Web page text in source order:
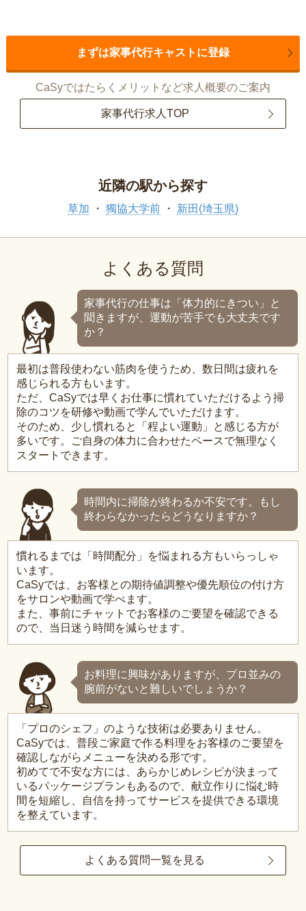
まずは家事代行キャストに登録
CaSyではたらくメリットなど求人概要のご案内
家事代行求人TOP
近隣の駅から探す
草加 獨協大学前 新田(埼玉県)
よくある質問
家事代行の仕事は「体力的にきつい」と
聞きますが、運動が苦手でも大丈夫です
か？
最初は普段使わない筋肉を使うため、数日間は疲れを
感じられる方もいます。
ただ、CaSyでは早くお仕事に慣れていただけるよう掃
除のコツを研修や動画で学んでいただけます。
そのため、少し慣れると「程よい運動」と感じる方が
多いです。ご自身の体力に合わせたペースで無理なく
スタートできます。
時間内に掃除が終わるか不安です。もし
終わらなかったらどうなりますか？
慣れるまでは「時間配分」を悩まれる方もいらっしゃ
います。
CaSyでは、お客様との期待値調整や優先順位の付け方
をサロンや動画で学べます。
また、事前にチャットでお客様のご要望を確認できる
ので、当日迷う時間を減らせます。
お料理に興味がありますが、プロ並みの
腕前がないと難しいでしょうか？
「プロのシェフ」のような技術は必要ありません。
CaSyでは、普段ご家庭で作る料理をお客様のご要望を
確認しながらメニューを決める形です。
初めてで不安な方には、あらかじめレシピが決まって
いるパッケージプランもあるので、献立作りに悩む時
間を短縮し、自信を持ってサービスを提供できる環境
を整えています。
よくある質問一覧を見る